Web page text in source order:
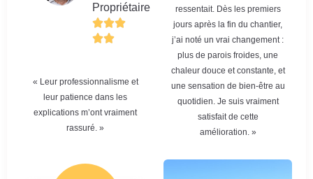
Propriétaire
« Leur professionnalisme et
leur patience dans les
explications m’ont vraiment
rassuré. »
ressentait. Dès les premiers
jours après la fin du chantier,
j’ai noté un vrai changement :
plus de parois froides, une
chaleur douce et constante, et
une sensation de bien-être au
quotidien. Je suis vraiment
satisfait de cette
amélioration. »